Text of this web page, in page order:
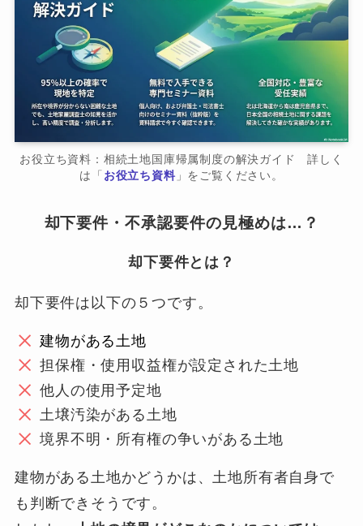
お役立ち資料：相続土地国庫帰属制度の解決ガイド 詳しく
は「 お役立ち資料」をご覧ください。
却下要件・不承認要件の見極めは…？
却下要件とは？
却下要件は以下の５つです。
建物がある土地
担保権・使用収益権が設定された土地
他人の使用予定地
土壌汚染がある土地
境界不明・所有権の争いがある土地
建物がある土地かどうかは、土地所有者自身で
も判断できそうです。